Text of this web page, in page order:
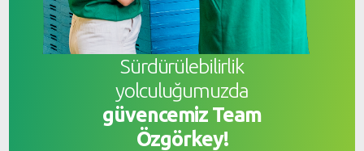
Sürdürülebilirlik
yolculuğumuzda
güvencemiz Team
Özgörkey!